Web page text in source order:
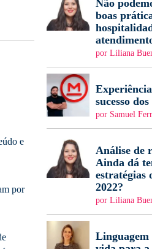
e
por
Não
boas
por Liliana
sucesso
por Samuel
Análise de
Ainda dá
estratégias
2022?
por Liliana